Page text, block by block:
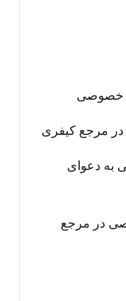
خصوصی
مرجع کیفری
به دعوای
در مرجع